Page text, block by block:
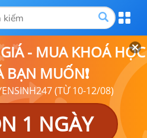
- MUA KHOÁ HỌC
BẠN MUỐN❗
(TỪ 10-12/08)
1 NGÀY